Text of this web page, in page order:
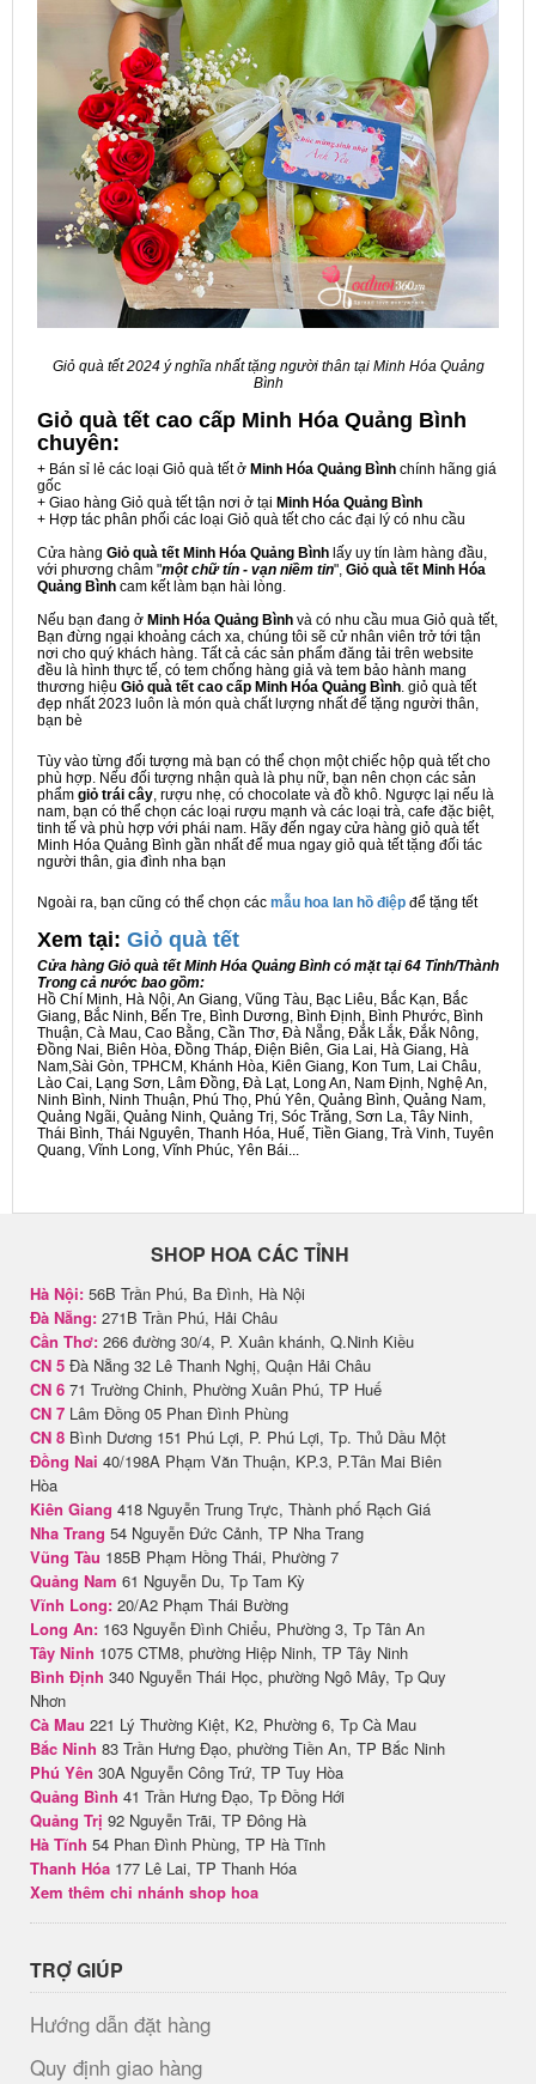
Giỏ quà tết 2024 ý nghĩa nhất tặng người thân tại Minh Hóa Quảng
Bình
Giỏ quà tết cao cấp Minh Hóa Quảng Bình
chuyên:
+ Bán sỉ lẻ các loại Giỏ quà tết ở Minh Hóa Quảng Bình chính hãng giá
gốc
+ Giao hàng Giỏ quà tết tận nơi ở tại Minh Hóa Quảng Bình
+ Hợp tác phân phối các loại Giỏ quà tết cho các đại lý có nhu cầu
Cửa hàng Giỏ quà tết Minh Hóa Quảng Bình lấy uy tín làm hàng đầu,
với phương châm "một chữ tín - vạn niềm tin", Giỏ quà tết Minh Hóa
Quảng Bình cam kết làm bạn hài lòng.
Nếu bạn đang ở Minh Hóa Quảng Bình và có nhu cầu mua Giỏ quà tết,
Bạn đừng ngại khoảng cách xa, chúng tôi sẽ cử nhân viên trở tới tận
nơi cho quý khách hàng. Tất cả các sản phẩm đăng tải trên website
đều là hình thực tế, có tem chống hàng giả và tem bảo hành mang
thương hiệu Giỏ quà tết cao cấp Minh Hóa Quảng Bình. giỏ quà tết
đẹp nhất 2023 luôn là món quà chất lượng nhất để tặng người thân,
bạn bè
Tùy vào từng đối tượng mà bạn có thể chọn một chiếc hộp quà tết cho
phù hợp. Nếu đối tượng nhận quà là phụ nữ, bạn nên chọn các sản
phẩm giỏ trái cây, rượu nhẹ, có chocolate và đồ khô. Ngược lại nếu là
nam, bạn có thể chọn các loại rượu mạnh và các loại trà, cafe đặc biệt,
tinh tế và phù hợp với phái nam. Hãy đến ngay cửa hàng giỏ quà tết
Minh Hóa Quảng Bình gần nhất để mua ngay giỏ quà tết tặng đối tác
người thân, gia đình nha bạn
Ngoài ra, bạn cũng có thể chọn các mẫu hoa lan hồ điệp để tặng tết
Xem tại: Giỏ quà tết
Cửa hàng Giỏ quà tết Minh Hóa Quảng Bình có mặt tại 64 Tỉnh/Thành
Trong cả nước bao gồm:
Hồ Chí Minh, Hà Nội, An Giang, Vũng Tàu, Bạc Liêu, Bắc Kạn, Bắc
Giang, Bắc Ninh, Bến Tre, Bình Dương, Bình Định, Bình Phước, Bình
Thuận, Cà Mau, Cao Bằng, Cần Thơ, Đà Nẵng, Đắk Lắk, Đắk Nông,
Đồng Nai, Biên Hòa, Đồng Tháp, Điện Biên, Gia Lai, Hà Giang, Hà
Nam,Sài Gòn, TPHCM, Khánh Hòa, Kiên Giang, Kon Tum, Lai Châu,
Lào Cai, Lạng Sơn, Lâm Đồng, Đà Lạt, Long An, Nam Định, Nghệ An,
Ninh Bình, Ninh Thuận, Phú Thọ, Phú Yên, Quảng Bình, Quảng Nam,
Quảng Ngãi, Quảng Ninh, Quảng Trị, Sóc Trăng, Sơn La, Tây Ninh,
Thái Bình, Thái Nguyên, Thanh Hóa, Huế, Tiền Giang, Trà Vinh, Tuyên
Quang, Vĩnh Long, Vĩnh Phúc, Yên Bái...
SHOP HOA CÁC TỈNH
Hà Nội: 56B Trần Phú, Ba Đình, Hà Nội
Đà Nẵng: 271B Trần Phú, Hải Châu
Cần Thơ: 266 đường 30/4, P. Xuân khánh, Q.Ninh Kiều
CN 5 Đà Nẵng 32 Lê Thanh Nghị, Quận Hải Châu
CN 6 71 Trường Chinh, Phường Xuân Phú, TP Huế
CN 7 Lâm Đồng 05 Phan Đình Phùng
CN 8 Bình Dương 151 Phú Lợi, P. Phú Lợi, Tp. Thủ Dầu Một
Đồng Nai 40/198A Phạm Văn Thuận, KP.3, P.Tân Mai Biên
Hòa
Kiên Giang 418 Nguyễn Trung Trực, Thành phố Rạch Giá
Nha Trang 54 Nguyễn Đức Cảnh, TP Nha Trang
Vũng Tàu 185B Phạm Hồng Thái, Phường 7
Quảng Nam 61 Nguyễn Du, Tp Tam Kỳ
Vĩnh Long: 20/A2 Phạm Thái Bường
Long An: 163 Nguyễn Đình Chiểu, Phường 3, Tp Tân An
Tây Ninh 1075 CTM8, phường Hiệp Ninh, TP Tây Ninh
Bình Định 340 Nguyễn Thái Học, phường Ngô Mây, Tp Quy
Nhơn
Cà Mau 221 Lý Thường Kiệt, K2, Phường 6, Tp Cà Mau
Bắc Ninh 83 Trần Hưng Đạo, phường Tiền An, TP Bắc Ninh
Phú Yên 30A Nguyễn Công Trứ, TP Tuy Hòa
Quảng Bình 41 Trần Hưng Đạo, Tp Đồng Hới
Quảng Trị 92 Nguyễn Trãi, TP Đông Hà
Hà Tĩnh 54 Phan Đình Phùng, TP Hà Tĩnh
Thanh Hóa 177 Lê Lai, TP Thanh Hóa
Xem thêm chi nhánh shop hoa
TRỢ GIÚP
Hướng dẫn đặt hàng
Quy định giao hàng